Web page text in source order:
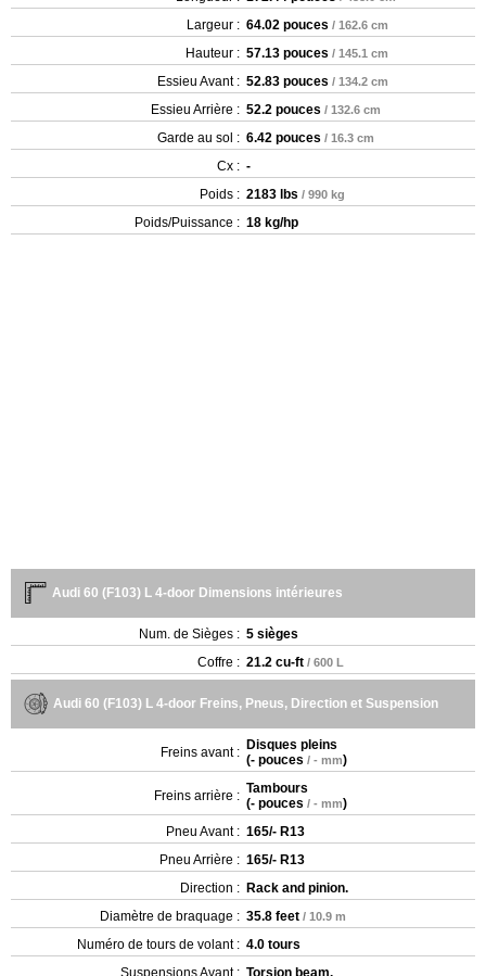
Largeur : 64.02 pouces / 162.6 cm
Hauteur : 57.13 pouces / 145.1 cm
Essieu Avant : 52.83 pouces / 134.2 cm
Essieu Arrière : 52.2 pouces / 132.6 cm
Garde au sol : 6.42 pouces / 16.3 cm
Cx : -
Poids : 2183 lbs / 990 kg
Poids/Puissance : 18 kg/hp
Audi 60 (F103) L 4-door Dimensions intérieures
Num. de Sièges : 5 sièges
Coffre : 21.2 cu-ft / 600 L
Audi 60 (F103) L 4-door Freins, Pneus, Direction et Suspension
Freins avant : Disques pleins
(- pouces / - mm)
Freins arrière : Tambours
(- pouces / - mm)
Pneu Avant : 165/- R13
Pneu Arrière : 165/- R13
Direction : Rack and pinion.
Diamètre de braquage : 35.8 feet / 10.9 m
Numéro de tours de volant : 4.0 tours
Suspensions Avant : Torsion beam.